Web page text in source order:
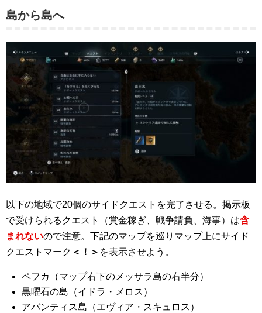
島から島へ
以下の地域で20個のサイドクエストを完了させる。掲示板
で受けられるクエスト（賞金稼ぎ、戦争請負、海事）は含
まれないので注意。下記のマップを巡りマップ上にサイド
クエストマーク ＜！＞ を表示させよう。
ペフカ（マップ右下のメッサラ島の右半分）
黒曜石の島（イドラ・メロス）
アバンティス島（エヴィア・スキュロス）